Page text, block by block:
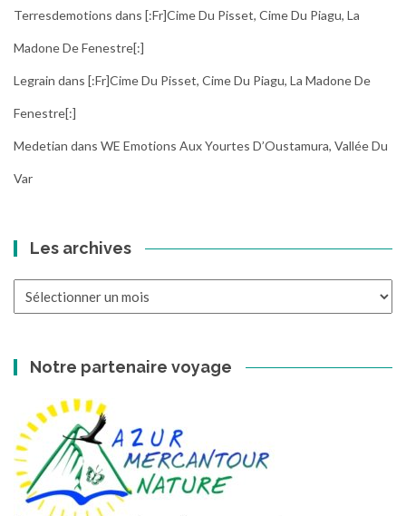
Terresdemotions dans [:fr]Cime Du Pisset, Cime Du Piagu, La
Madone De Fenestre[:]
Legrain dans [:fr]Cime Du Pisset, Cime Du Piagu, La Madone De
Fenestre[:]
Medetian dans WE Emotions Aux Yourtes D’Oustamura, Vallée Du
Var
Les archives
Notre partenaire voyage